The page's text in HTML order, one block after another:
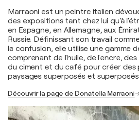
Marraoni est un peintre italien
des expositions tant chez lui qu'à
en Espagne, en Allemagne, aux
Russie. Définissant son travail
la confusion, elle utilise une gamme
comprenant de l'huile, de l'encre,
du ciment et du café pour créer
paysages superposés et
Découvrir la page de Donatella Marraoni